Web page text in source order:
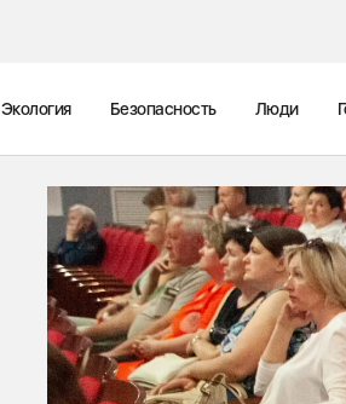
Экология Безопасность Люди